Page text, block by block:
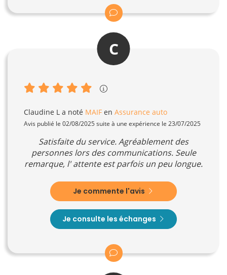
C
Claudine L a noté MAIF en Assurance auto
Avis publié le 02/08/2025 suite à une expérience le 23/07/2025
Satisfaite du service. Agréablement des
personnes lors des communications. Seule
remarque, l' attente est parfois un peu longue.
Je commente l'avis
Je consulte les échanges